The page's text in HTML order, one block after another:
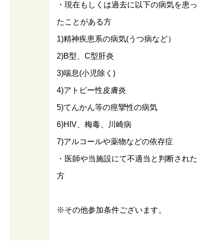
・現在もしくは過去に以下の病気を患っ
たことがある方
1)精神疾患系の病気(うつ病など）
2)B型、C型肝炎
3)喘息(小児除く)
4)アトピー性皮膚炎
5)てんかん等の痙攣性の病気
6)HIV、梅毒、川崎病
7)アルコールや薬物などの依存症
・医師や当施設にて不適当と判断された
方
※その他参加条件ございます。